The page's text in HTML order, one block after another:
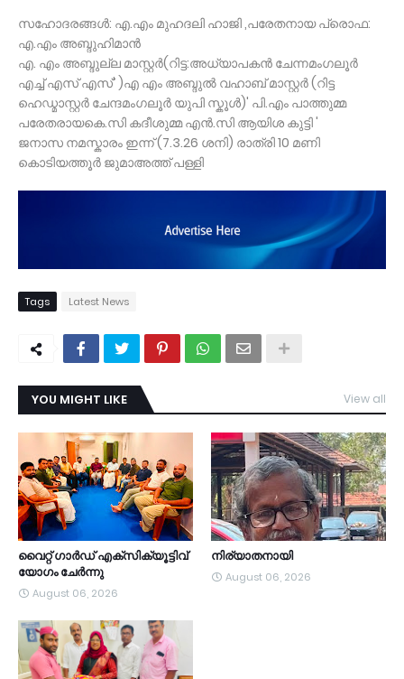
സഹോദരങ്ങൾ: എ.എം മുഹദലി ഹാജി ,പരേതനായ പ്രൊഫ:
എ.എം അബ്ദുഹിമാൻ
എ. എം അബ്ദുല്ല മാസ്റ്റർ(റിട്ട:അധ്യാപകൻ ചേന്നമംഗലൂർ
എച്ച് എസ് എസ്' )എ എം അബ്ദുൽ വഹാബ് മാസ്റ്റർ (റിട്ട
ഹെഡ്മാസ്റ്റർ ചേന്ദമംഗലൂർ യുപി സ്കൂൾ)' പി.എം പാത്തുമ്മ
പരേതരായകെ.സി കദീശുമ്മ എൻ.സി ആയിശ കുട്ടി '
ജനാസ നമസ്കാരം ഇന്ന് (7.3.26 ശനി) രാത്രി 10 മണി
കൊടിയത്തൂർ ജുമാഅത്ത് പള്ളി
Tags Latest News
YOU MIGHT LIKE View all
വൈറ്റ് ഗാർഡ് എക്സിക്യൂട്ടിവ്
യോഗം ചേർന്നു
August 06, 2026
നിര്യാതനായി
August 06, 2026